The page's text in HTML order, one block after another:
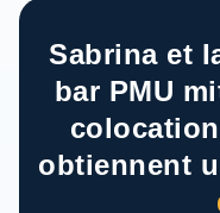
Sabrina et
bar PMU
obtiennent